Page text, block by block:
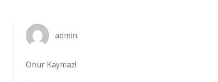
admin
Onur Kaymaz!